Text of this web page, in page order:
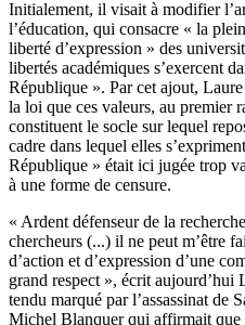
Initialement, il visait à modifier l’
l’éducation, qui consacre « la
liberté d’expression » des
libertés académiques s’exercent
République ». Par cet ajout,
la loi que ces valeurs, au premier
constituent le socle sur lequel
cadre dans lequel elles
République » était ici jugée trop
à une forme de censure.
« Ardent défenseur de la
chercheurs (...) il ne peut m’être
d’action et d’expression d’une
grand respect », écrit aujourd’hui
tendu marqué par l’assassinat de
Michel Blanquer qui affirmait que